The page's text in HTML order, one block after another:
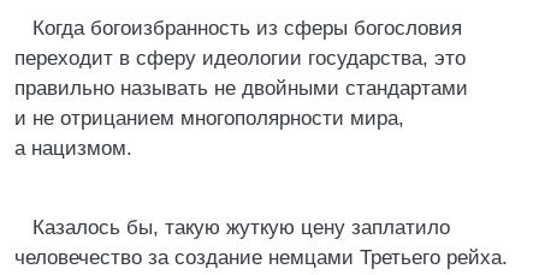
Когда богоизбранность из сферы богословия
переходит в сферу идеологии государства, это
правильно называть не двойными стандартами
и не отрицанием многополярности мира,
а нацизмом.
Казалось бы, такую жуткую цену заплатило
человечество за создание немцами Третьего рейха.